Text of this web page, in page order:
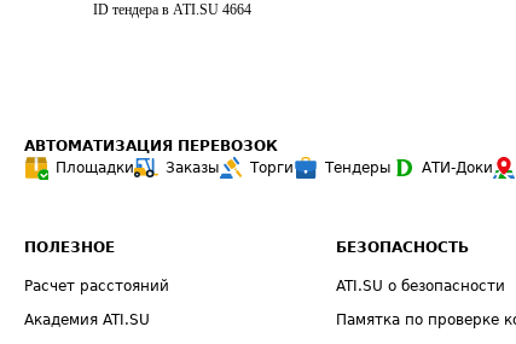
ID тендера в ATI.SU 4664
АВТОМАТИЗАЦИЯ ПЕРЕВОЗОК
Площадки
Заказы Торги Тендеры АТИ-Доки
ПОЛЕЗНОЕ
Расчет расстояний
Академия ATI.SU
БЕЗОПАСНОСТЬ
ATI.SU о безопасности
Памятка по проверке